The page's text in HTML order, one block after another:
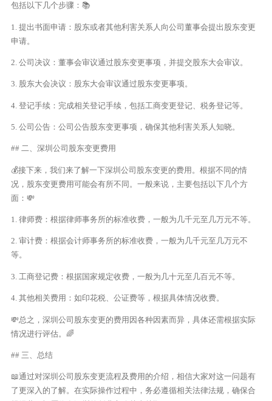
包括以下几个步骤：📚
1. 提出书面申请：股东或者其他利害关系人向公司董事会提出股东变更
申请。
2. 公司决议：董事会审议通过股东变更事项，并提交股东大会审议。
3. 股东大会决议：股东大会审议通过股东变更事项。
4. 登记手续：完成相关登记手续，包括工商变更登记、税务登记等。
5. 公司公告：公司公告股东变更事项，确保其他利害关系人知晓。
## 二、深圳公司股东变更费用
💰接下来，我们来了解一下深圳公司股东变更的费用。根据不同的情
况，股东变更费用可能会有所不同。一般来说，主要包括以下几个方
面：💸
1. 律师费：根据律师事务所的标准收费，一般为几千元至几万元不等。
2. 审计费：根据会计师事务所的标准收费，一般为几千元至几万元不
等。
3. 工商登记费：根据国家规定收费，一般为几十元至几百元不等。
4. 其他相关费用：如印花税、公证费等，根据具体情况收费。
💸总之，深圳公司股东变更的费用因各种因素而异，具体还需根据实际
情况进行评估。🌈
## 三、总结
📖通过对深圳公司股东变更流程及费用的介绍，相信大家对这一问题有
了更深入的了解。在实际操作过程中，务必遵循相关法律法规，确保合